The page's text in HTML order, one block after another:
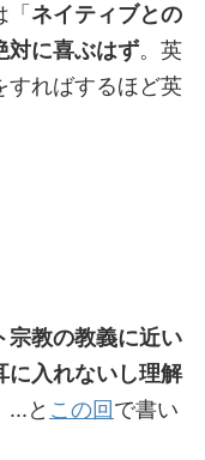
ネイティブとの
対に喜ぶはず。英
すればするほど英
宗教の教義に近い
に入れないし理解
...と この回で書い